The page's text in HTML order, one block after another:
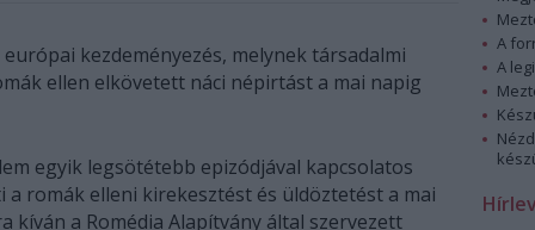
kezdeményezés, melynek társadalmi
ellen elkövetett náci népirtást a mai napig
egyik legsötétebb epizódjával kapcsolatos
romák elleni kirekesztést és üldöztetést a mai
kíván a Romédia Alapítvány által szervezett
A
A